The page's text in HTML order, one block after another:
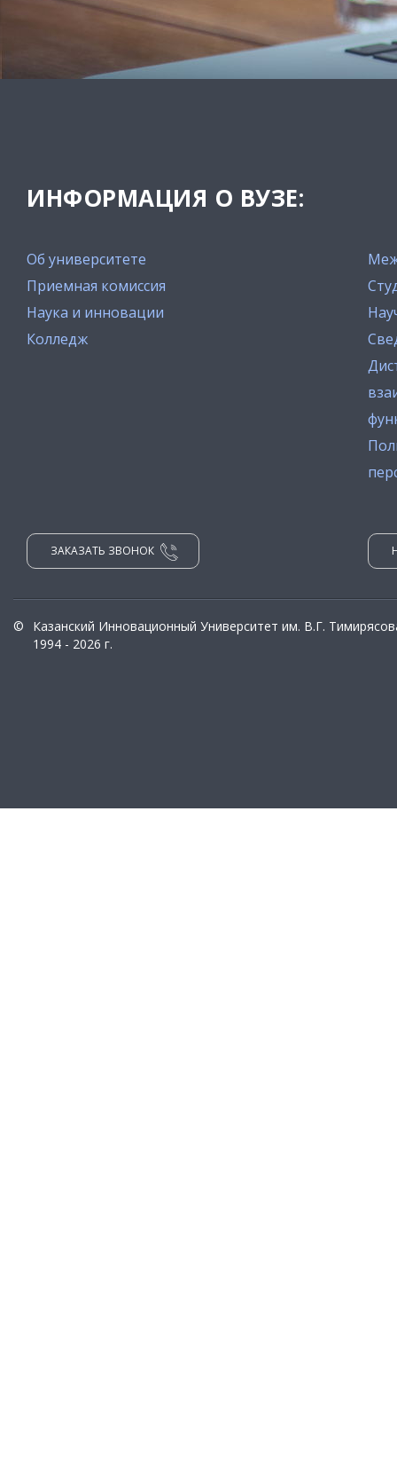
ИНФОРМАЦИЯ О ВУЗЕ:
Об университете
Приемная комиссия
Наука и инновации
Колледж
ЗАКАЗАТЬ ЗВОНОК
©
Казанский Инновационный Университет им. В.Г.
1994 - 2026 г.